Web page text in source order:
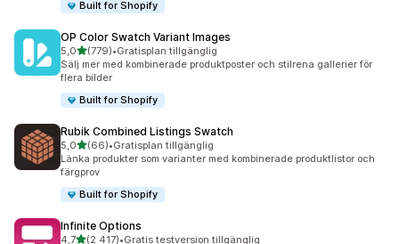
Built for Shopify
OP Color Swatch Variant Images
5,0av 5 stjärnor
(779)
779 recensioner totalt
•Gratisplan tillgänglig
Sälj mer med kombinerade produktposter och stilrena gallerier för
flera bilder
Built for Shopify
Rubik Combined Listings Swatch
5,0av 5 stjärnor
(66)
66 recensioner totalt
•Gratisplan tillgänglig
Länka produkter som varianter med kombinerade produktlistor och
färgprov
Built for Shopify
Infinite Options
4,7av 5 stjärnor
(2 417)•Gratis testversion tillgänglig